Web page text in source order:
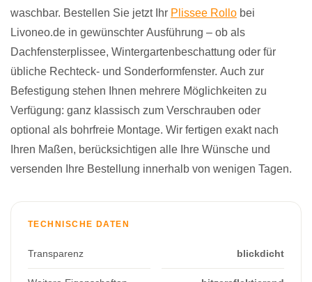
waschbar. Bestellen Sie jetzt Ihr Plissee Rollo bei
Livoneo.de in gewünschter Ausführung – ob als
Dachfensterplissee, Wintergartenbeschattung oder für
übliche Rechteck- und Sonderformfenster. Auch zur
Befestigung stehen Ihnen mehrere Möglichkeiten zu
Verfügung: ganz klassisch zum Verschrauben oder
optional als bohrfreie Montage. Wir fertigen exakt nach
Ihren Maßen, berücksichtigen alle Ihre Wünsche und
versenden Ihre Bestellung innerhalb von wenigen Tagen.
TECHNISCHE DATEN
Transparenz blickdicht